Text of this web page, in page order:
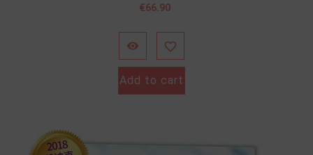
Price
€66.90
 
Add to cart